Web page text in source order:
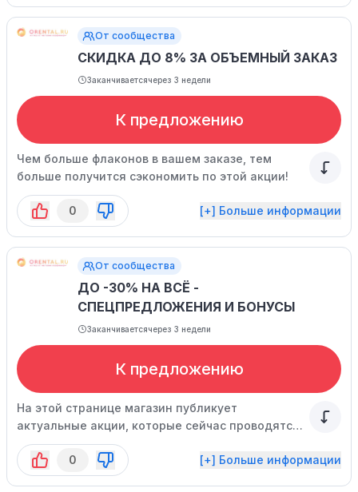
От сообщества
СКИДКА ДО 8% ЗА ОБЪЕМНЫЙ ЗАКАЗ
Заканчиваетсячерез 3 недели
К предложению
Чем больше флаконов в вашем заказе, тем
больше получится сэкономить по этой акции!
0 [+] Больше информации
От сообщества
ДО -30% НА ВСЁ -
СПЕЦПРЕДЛОЖЕНИЯ И БОНУСЫ
Заканчиваетсячерез 3 недели
К предложению
На этой странице магазин публикует
актуальные акции, которые сейчас проводятся
для покупателей.
0
[+] Больше информации